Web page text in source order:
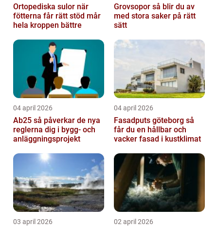
Ortopediska sulor när
fötterna får rätt stöd mår
hela kroppen bättre
Grovsopor så blir du av
med stora saker på rätt
sätt
04 april 2026
Ab25 så påverkar de nya
reglerna dig i bygg- och
anläggningsprojekt
04 april 2026
Fasadputs göteborg så
får du en hållbar och
vacker fasad i kustklimat
03 april 2026 02 april 2026